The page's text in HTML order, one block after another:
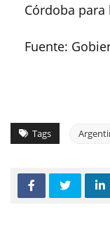
Córdoba
Fuente:
Tags